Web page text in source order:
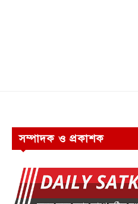
সম্পাদক ও প্রকাশক